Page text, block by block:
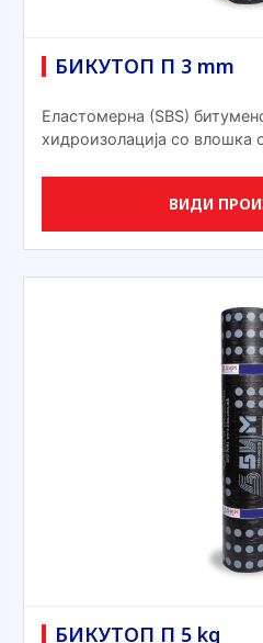
БИКУТОП П 3 mm
Еластомерна (ЅВЅ)
хидроизолација со влошка
ВИДИ
БИКУТОП П 5 kg